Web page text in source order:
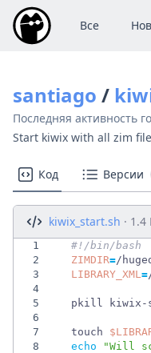
Все
santiago /
Последняя активность
Start kiwix with all zim
Код Версии
kiwix_start.sh · 1.4
1
2
ZIMDIR=
3
LIBRARY_XML=
4
5
6
7
  touch
8
echo "Will